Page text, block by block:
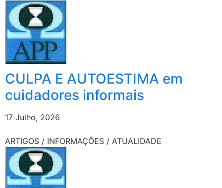
CULPA E AUTOESTIMA em
cuidadores informais
17 Julho, 2026
ARTIGOS / INFORMAÇÕES / ATUALIDADE